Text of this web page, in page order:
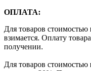
ОПЛАТА:
Для товаров стоимостью
взимается. Оплату
получении.
Для товаров стоимостью